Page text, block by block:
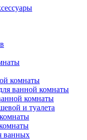
комнаты
ванной комнаты
комнаты
и туалета
ванных